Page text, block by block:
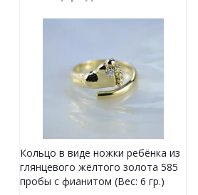
Кольцо в виде ножки ребёнка из
глянцевого жёлтого золота 585
пробы с фианитом (Вес: 6 гр.)